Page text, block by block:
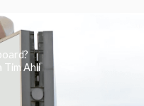
Tim Ahli